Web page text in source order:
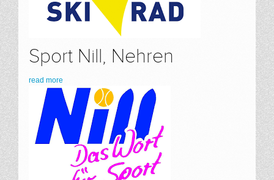
Sport Nill, Nehren
read more